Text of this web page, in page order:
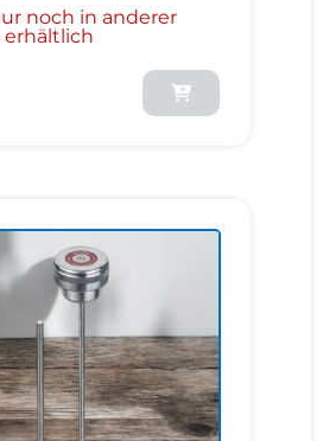
noch in anderer
erhältlich